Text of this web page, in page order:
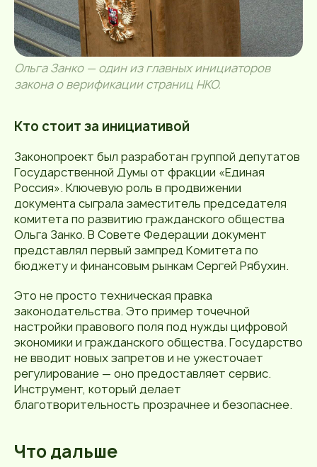
Ольга Занко — один из главных инициаторов
закона о верификации страниц НКО.
Кто стоит за инициативой
Законопроект был разработан группой депутатов
Государственной Думы от фракции «Единая
Россия». Ключевую роль в продвижении
документа сыграла заместитель председателя
комитета по развитию гражданского общества
Ольга Занко. В Совете Федерации документ
представлял первый зампред Комитета по
бюджету и финансовым рынкам Сергей Рябухин.
Это не просто техническая правка
законодательства. Это пример точечной
настройки правового поля под нужды цифровой
экономики и гражданского общества. Государство
не вводит новых запретов и не ужесточает
регулирование — оно предоставляет сервис.
Инструмент, который делает
благотворительность прозрачнее и безопаснее.
Что дальше